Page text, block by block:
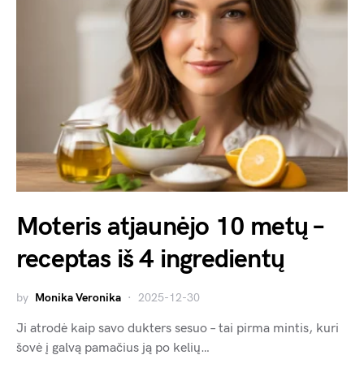
Moteris atjaunėjo 10 metų –
receptas iš 4 ingredientų
by Monika Veronika 2025-12-30
Ji atrodė kaip savo dukters sesuo – tai pirma mintis, kuri
šovė į galvą pamačius ją po kelių…